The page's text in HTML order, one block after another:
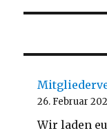
26. Februar
Wir laden